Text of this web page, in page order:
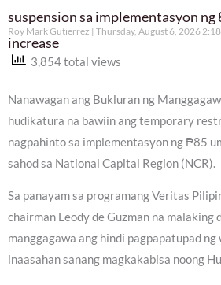
suspension sa implementasyon ng
increase
Roy Mark Gutierrez Thursday, August 6, 2026
3,854 total views
Nanawagan ang Bukluran ng
hudikatura na bawiin ang temporary
nagpahinto sa implementasyon ng ₱85
sahod sa National Capital Region (NCR).
Sa panayam sa programang Veritas
chairman Leody de Guzman na malaking
manggagawa ang hindi pagpapatupad ng
inaasahan sanang magkakabisa noong